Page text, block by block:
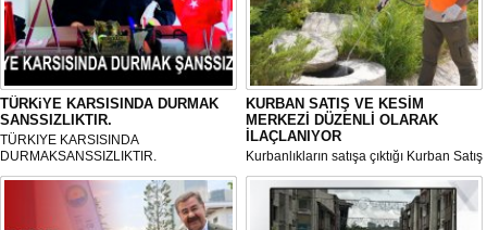
TÜRKiYE KARSISINDA DURMAK
SANSSIZLIKTIR.
TÜRKIYE KARSISINDA
DURMAKSANSSIZLIKTIR.
KURBAN SATIŞ VE KESİM
MERKEZİ DÜZENLİ OLARAK
İLAÇLANIYOR
Kurbanlıkların satışa çıktığı Kurban Satış
ve Kesim Merkezi, haşere ve
mikropların önüne geçilmesi amacıyla
her gün Gölbaşı Belediyesi ekipleri
tarafından düzenli olarak ilaçlanıyor.